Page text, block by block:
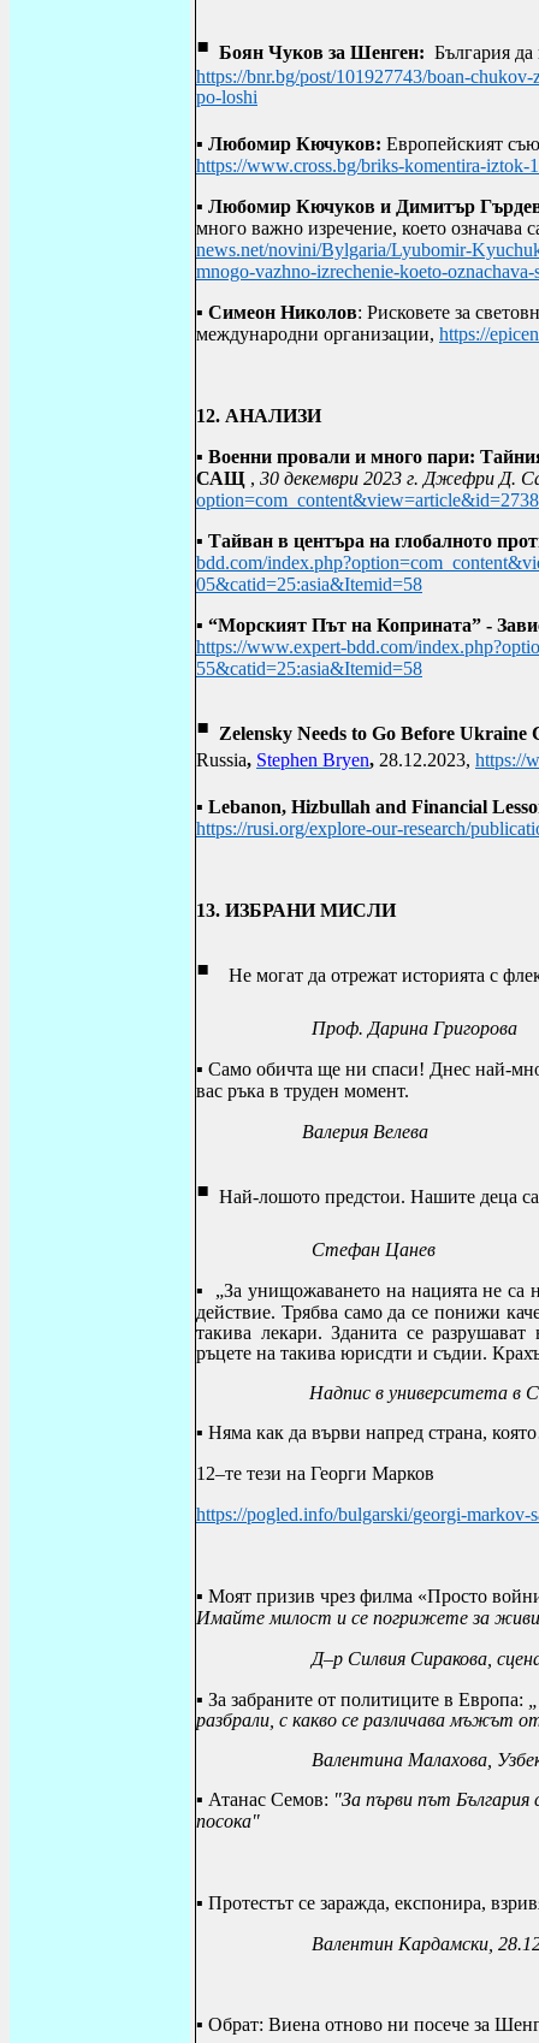
▪ Боян Чуков за Шенген: България
https://bnr.bg/post/101927743/boan-
po-loshi
▪ Любомир Кючуков: Европейският
https://www.cross.bg/briks-komentira-iztok-
▪ Любомир Кючуков и Димитър
много важно изречение, което
news.net/novini/Bylgaria/Lyubomir-
mnogo-vazhno-izrechenie-koeto-
▪ Симеон Николов: Рисковете за
международни организации, https://
12. АНАЛИЗИ
▪ Военни провали и много пари:
САЩ , 30 декември 2023 г. Джефри Д.
▪ Тайван в центъра на глобалното
bdd.com/
05&catid=25:asia&Itemid=58
▪ “Морският Път на Коприната” -
https://www.expert-bdd.com/
55&catid=25:asia&Itemid=58
▪ Zelensky Needs to Go Before Ukraine
Russia, Stephen Bryen, 28.12.2023, https://
▪ Lebanon, Hizbullah and Financial
https://rusi.org/explore-our-research/
13. ИЗБРАНИ МИСЛИ
▪ Не могат да отрежат историята с
Проф. Дарина Григорова
▪ Само обичта ще ни спаси! Днес най-
вас ръка в труден момент.
Валерия Велева
▪ Най-лошото предстои. Нашите деца
Стефан Цанев
▪
„За унищожаването на нацията не са
действие. Трябва само да се понижи
такива лекари. Зданита се
ръцете на такива юрисдти и съдии.
Надпис вуниверситета в
▪ Няма как да върви напред страна,
12–те тези на Георги Марков
https://pogled.info/bulgarski/georgi-markov-
▪ Моят призив чрез филма «Просто
Имайте милост и се погрижете за
Д–р Силвия Сиракова ,
▪ За забраните от политиците в Европа:
разбрали, с какво се различава мъжът
Валентина Малахова,
▪ Атанас Семов: "За първи път
посока"
▪ Протестът се заражда, експонира,
Валентин Кардамски,
▪ Обрат: Виена отново ни посече за